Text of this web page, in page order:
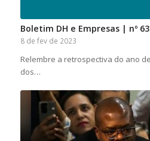
Boletim DH e Empresas | nº 63
8 de fev de 2023
Relembre a retrospectiva do ano
dos…